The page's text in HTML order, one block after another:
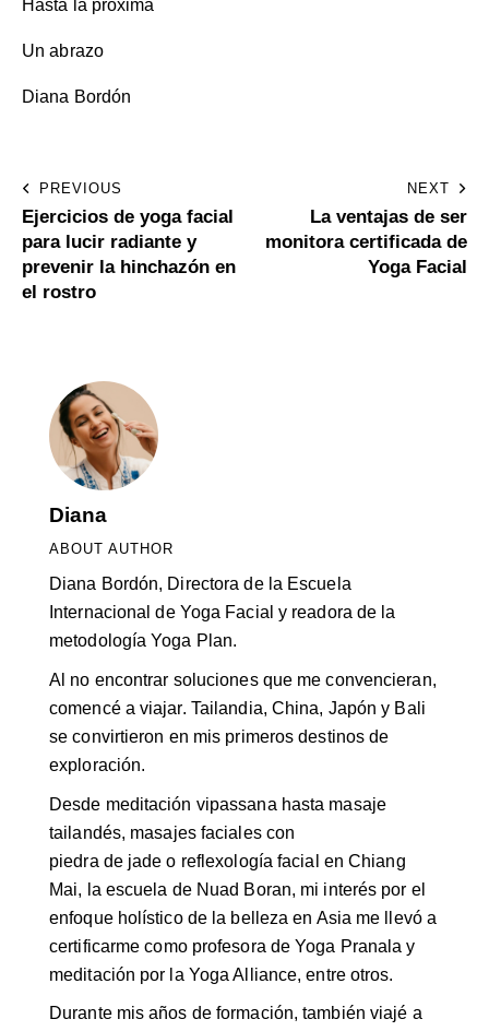
Hasta la próxima
Un abrazo
Diana Bordón
PREVIOUS
Ejercicios de yoga facial
para lucir radiante y
prevenir la hinchazón en
el rostro
NEXT
La ventajas de ser
monitora certificada de
Yoga Facial
Diana
ABOUT AUTHOR
Diana Bordón, Directora de la Escuela
Internacional de Yoga Facial y readora de la
metodología Yoga Plan.
Al no encontrar soluciones que me convencieran,
comencé a viajar. Tailandia, China, Japón y Bali
se convirtieron en mis primeros destinos de
exploración.
Desde meditación vipassana hasta masaje
tailandés, masajes faciales con
piedra de jade o reflexología facial en Chiang
Mai, la escuela de Nuad Boran, mi interés por el
enfoque holístico de la belleza en Asia me llevó a
certificarme como profesora de Yoga Pranala y
meditación por la Yoga Alliance, entre otros.
Durante mis años de formación, también viajé a